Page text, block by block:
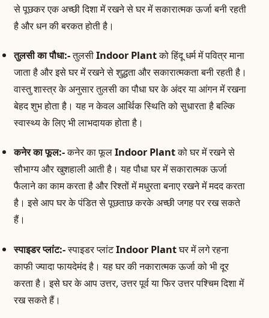
से पूछकर एक अच्छी दिशा में रखने से घर में सकारात्मक ऊर्जा बनी रहती
है और धन की बरकत होती है।
तुलसी का पौधा:-तुलसीIndoor Plantको हिंदू धर्म में पवित्र माना
जाता है और इसे घर में रखने से शुद्धता और सकारात्मकता बनी रहती है।
वास्तु शास्त्र के अनुसार तुलसी का पौधा घर के अंदर या आंगन में रखना
बेहद शुभ होता है। यह न केवल आर्थिक स्थिति को सुधारता है बल्कि
स्वास्थ्य के लिए भी लाभदायक होता है।
कनेर का फूल:-कनेर का फूलIndoor Plantको घर में रखने से
सौभाग्य और खुशहाली आती है। यह पौधा घर में सकारात्मक ऊर्जा
फैलाने का काम करता है और रिश्तों में मधुरता बनाए रखने में मदद करता
है। इसे आप घर के पंडित से पूछताछ करके अच्छी जगह पर रख सकते
हैं।
स्पाइडर प्लांट:-स्पाइडर प्लांटIndoor Plantघर में लगे रहना
काफी ज्यादा फायदेमंद है। यह घर की नकारात्मक ऊर्जा को भी दूर
करता है। इसे घर के आप उत्तर, उत्तर पूर्व या फिर उत्तर पश्चिम दिशा में
रख सकते हैं।